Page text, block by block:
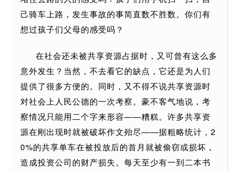
己骑车上路，发生事故的事简直数不胜数。你们有
想过孩子们父母的感受吗？
在社会还未被共享资源占据时，又可曾有这么多
意外发生？当然，不去看它的缺点，它还是为人们
提供了很多方便的。同时，又不得不说共享资源时
对社会上人民公德的一次考察。豪不客气地说，考
察情况只能用二个字来形容——糟糕。许多共享资
源在刚出现时就被破坏作文殆尽——据粗略统计，2
0%的共享单车在被投放后的首月就被偷窃或损坏，
造成投资公司的财产损失。每天至少有一到二本书